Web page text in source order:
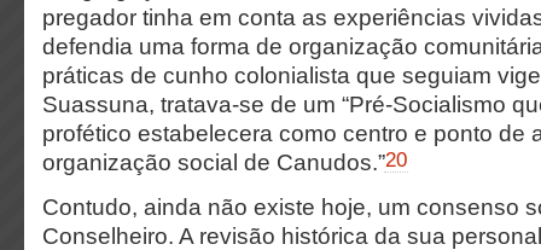
pregador tinha em conta as experiências
defendia uma forma de organização
práticas de cunho colonialista que seguiam
Suassuna, tratava-se de um “Pré-Socialismo
profético estabelecera como centro e ponto de
organização social de Canudos.”20
Contudo, ainda não existe hoje, um consenso
Conselheiro. A revisão histórica da sua